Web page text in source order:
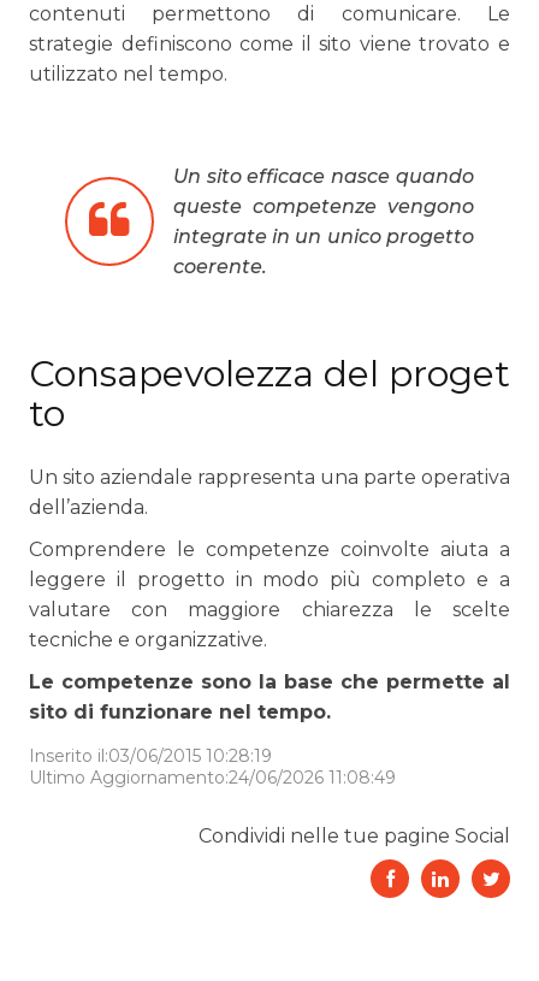
contenuti permettono di comunicare. Le
strategie definiscono come il sito viene trovato e
utilizzato nel tempo.
Un sito efficace nasce quando
queste competenze vengono
integrate in un unico progetto
coerente.
Consapevolezza del proget
to
Un sito aziendale rappresenta una parte operativa
dell’azienda.
Comprendere le competenze coinvolte aiuta a
leggere il progetto in modo più completo e a
valutare con maggiore chiarezza le scelte
tecniche e organizzative.
Le competenze sono la base che permette al
sito di funzionare nel tempo.
Inserito il:03/06/2015 10:28:19
Ultimo Aggiornamento:24/06/2026 11:08:49
Condividi nelle tue pagine Social